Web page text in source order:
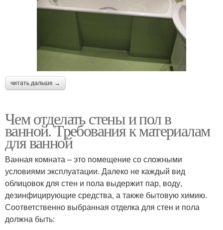
читать дальше →
Чем отделать стены и пол в
ванной. Требования к материалам
для ванной
Ванная комната – это помещение со сложными
условиями эксплуатации. Далеко не каждый вид
облицовок для стен и пола выдержит пар, воду,
дезинфицирующие средства, а также бытовую химию.
Соответственно выбранная отделка для стен и пола
должна быть: